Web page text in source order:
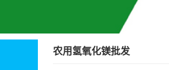
农用氢氧化镁批发